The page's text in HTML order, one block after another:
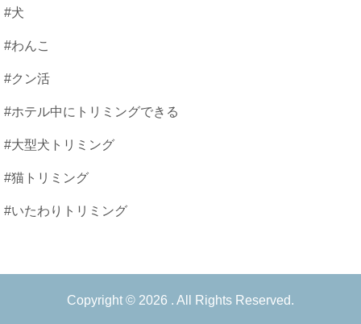
#犬
#わんこ
#クン活
#ホテル中にトリミングできる
#大型犬トリミング
#猫トリミング
#いたわりトリミング
Copyright © 2026 . All Rights Reserved.